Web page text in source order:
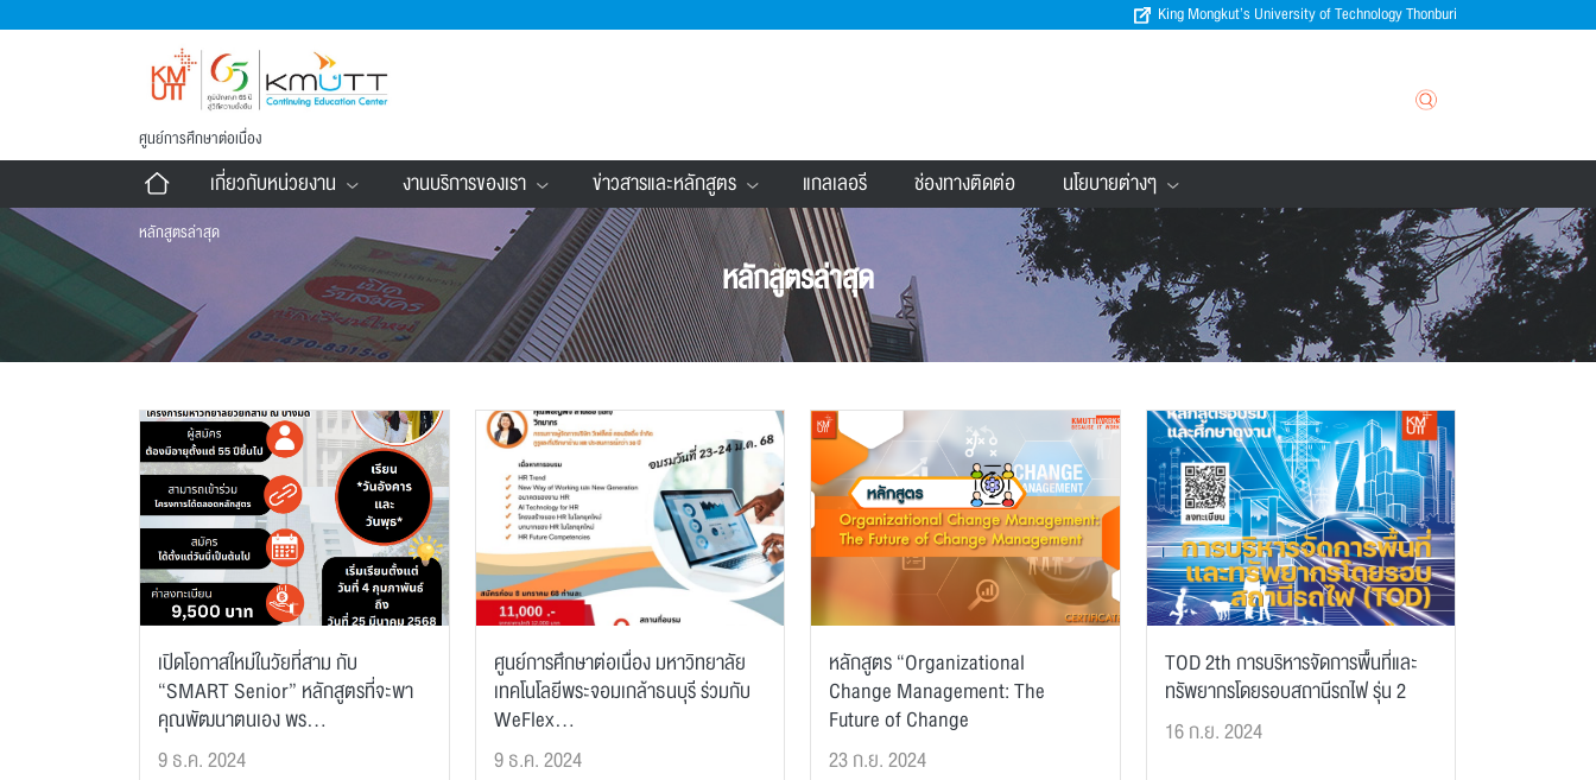
King Mongkut’s University of Technology Thonburi
ศูนย์การศึกษาต่อเนื่อง
เกี่ยวกับหน่วยงาน งานบริการของเรา ข่าวสารและหลักสูตร แกลเลอรี ช่องทางติดต่อ นโยบายต่างๆ
หลักสูตรล่าสุด
หลักสูตรล่าสุด
เปิดโอกาสใหม่ในวัยที่สาม กับ
“SMART Senior” หลักสูตรที่จะพา
คุณพัฒนาตนเอง พร...
9 ธ.ค. 2024
ศูนย์การศึกษาต่อเนื่อง มหาวิทยาลัย
เทคโนโลยีพระจอมเกล้าธนบุรี ร่วมกับ
WeFlex...
9 ธ.ค. 2024
หลักสูตร “Organizational
Change Management: The
Future of Change
Management...
23 ก.ย. 2024
TOD 2th การบริหารจัดการพื้นที่และ
ทรัพยากรโดยรอบสถานีรถไฟ รุ่น 2
16 ก.ย. 2024